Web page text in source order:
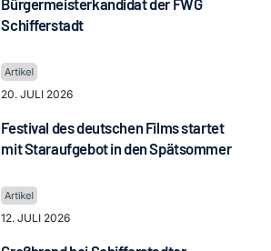
Bürgermeisterkandidat der FWG
Schifferstadt
20. JULI 2026
Festival des deutschen Films startet
mit Staraufgebot in den Spätsommer
12. JULI 2026